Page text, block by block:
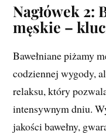
Nagłówek 2:
męskie –
Bawełniane piżamy
codziennej wygody,
relaksu, który
intensywnym dniu.
jakości bawełny,